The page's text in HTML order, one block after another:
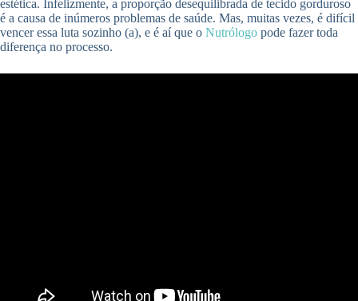
estética. Infelizmente, a proporção desequilibrada de tecido gorduroso
é a causa de inúmeros problemas de saúde. Mas, muitas vezes, é difícil
vencer essa luta sozinho (a), e é aí que o Nutrólogo pode fazer toda
diferença no processo.